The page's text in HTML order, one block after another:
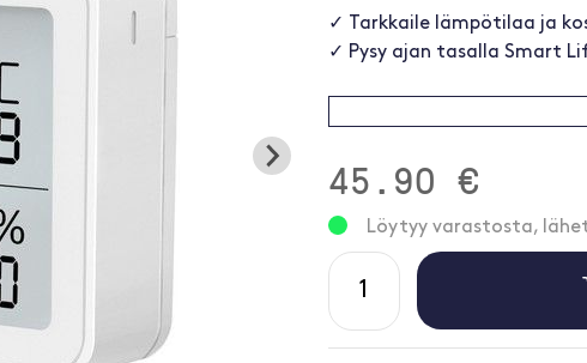
✓ Tarkkaile lämpötilaa ja
✓ Pysy ajan tasalla Smart
45.90 €
Löytyy varastosta,